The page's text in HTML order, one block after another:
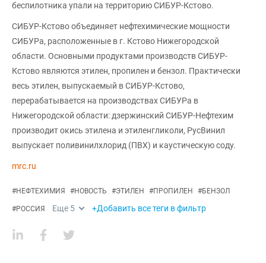
беспилотника упали на территорию СИБУР-Кстово.
СИБУР-Кстово объединяет нефтехимические мощности
СИБУРа, расположенные в г. Кстово Нижегородской
области. Основными продуктами производств СИБУР-
Кстово являются этилен, пропилен и бензол. Практически
весь этилен, выпускаемый в СИБУР-Кстово,
перерабатывается на производствах СИБУРа в
Нижегородской области: дзержинский СИБУР-Нефтехим
производит окись этилена и этиленгликоли, РусВинил
выпускает поливинилхлорид (ПВХ) и каустическую соду.
mrc.ru
#НЕФТЕХИМИЯ #НОВОСТЬ #ЭТИЛЕН #ПРОПИЛЕН #БЕНЗОЛ
#РОССИЯ Еще 5 +Добавить все теги в фильтр